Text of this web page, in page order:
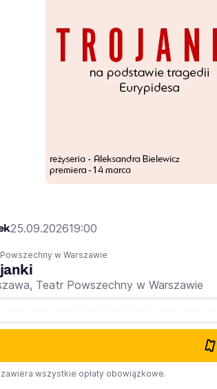
25.09.202619:00
w Warszawie
Teatr Powszechny w Warszawie
wszystkie opłaty obowiązkowe.